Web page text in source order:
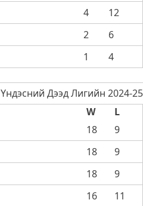
4
12
2
6
1 4
Үндэсний Дээд Лигийн 2024-25
W
L
18
9
18
9
18
9
16
11